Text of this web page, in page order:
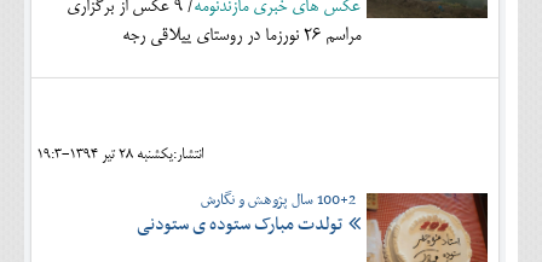
عکس های خبری مازندنومه
/ 9 عکس از برگزاری
مراسم 26 نورزما در روستای ییلاقی رجه
انتشار:يکشنبه 28 تير 1394-19:3
100+2 سال پژوهش و نگارش
تولدت مبارک ستوده ی ستودنی